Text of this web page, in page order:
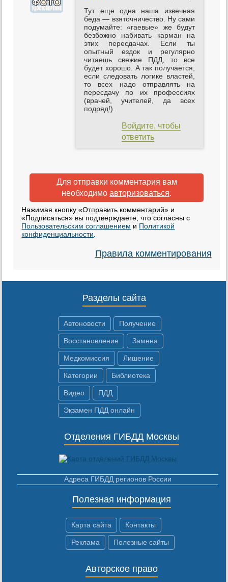
Тут еще одна наша извечная
беда — взяточничество. Ну сами
подумайте: «гаевые» же будут
безбожно набивать карман на
этих пересдачах. Если ты
опытный ездок и регулярно
читаешь свежие ПДД, то все
будет хорошо. А так получается,
если следовать логике властей,
то всех надо отправлять на
пересдачу по их профессиях
(врачей, учителей, да всех
подряд!).
Войдите, чтобы
ответить
Для отправки комментария вам
необходимо авторизоваться.
Нажимая кнопку «Отправить комментарий» и
«Подписаться» вы подтверждаете, что согласны с
Пользовательским соглашением и Политикой
конфиденциальности
Правила комментирования
Разделы сайта
Автоновости Получение
Восстановление Замена
Медкомиссия Лишение
Категории Библиотека
Видео ПДД
Экзамен ПДД онлайн
Отделения ГИБДД Москвы
Адреса ГИБДД регионов России
Полезная информация
Карта сайта Контакты
Реклама Полезные сайты
Авторское право